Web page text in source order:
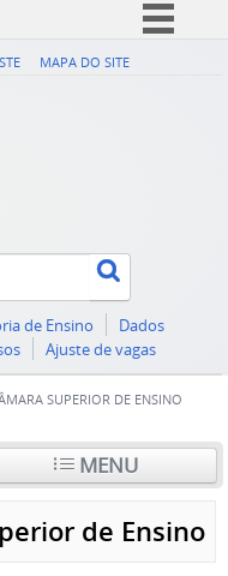
Simplifique!
Canais
MAPA DO SITE
de Ensino
Dados
Ajuste de vagas
SUPERIOR DE ENSINO
MENU
de Ensino